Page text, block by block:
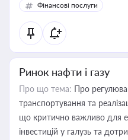
Фінансові послуги
Ринок нафти і газу
Про що тема: Про
транспортування та
що критично важливо для
інвестицій у галузь та